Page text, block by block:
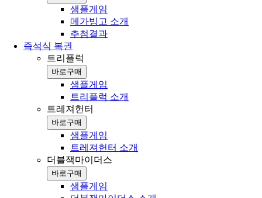
샘플게임
메가빙고 소개
추첨결과
즉석식 복권
트리플럭
바로구매
샘플게임
트리플럭 소개
트레져헌터
바로구매
샘플게임
트레져헌터 소개
더블잭마이더스
바로구매
샘플게임